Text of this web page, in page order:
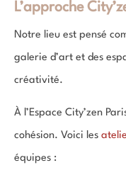
L’approche
Notre lieu est pensé
galerie d’art et des
créativité.
À l’Espace City’zen
cohésion. Voici les
équipes :